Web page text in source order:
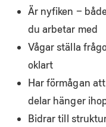
Är nyfiken –
du arbetar med
Vågar ställa
oklart
Har förmågan
delar hänger
Bidrar till